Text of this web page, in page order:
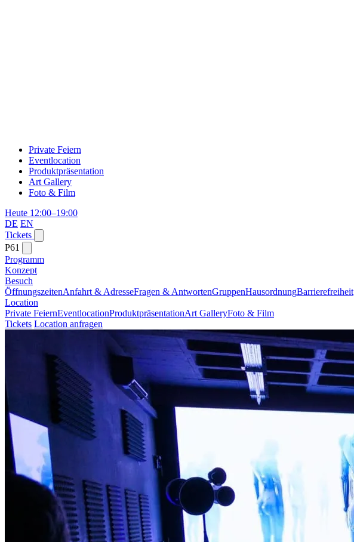
Private Feiern
Eventlocation
Produktpräsentation
Art Gallery
Foto & Film
Heute 12:00–19:00
DE EN
Tickets
P61
Programm
Konzept
Besuch
ÖffnungszeitenAnfahrt & AdresseFragen & AntwortenGruppenHausordnungBarrierefreiheit
Location
Private FeiernEventlocationProduktpräsentationArt GalleryFoto & Film
Tickets Location anfragen